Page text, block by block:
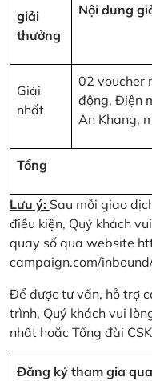
giải
thưởng
Nội dung
Giải
nhất
02 voucher
động, Điện
An Khang,
Tổng
Lưu ý: Sau mỗi giao
điều kiện, Quý khách
quay số qua website
campaign.com/
Để được tư vấn, hỗ trợ
trình, Quý khách vui
nhất hoặc Tổng đài
Đăng ký tham gia